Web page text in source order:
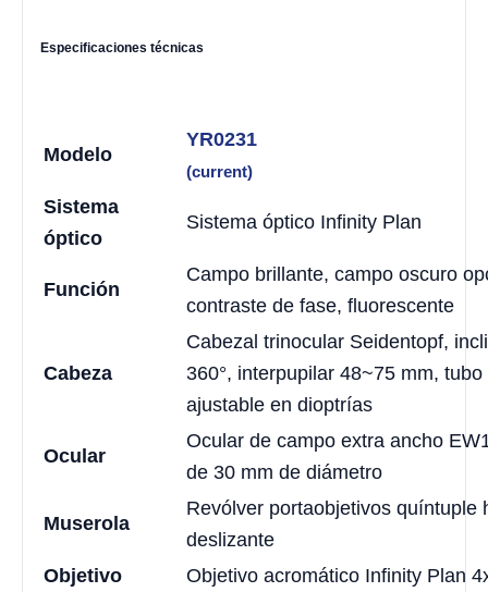
Especificaciones técnicas
Modelo
YR0231
(current)
Sistema
óptico
Sistema óptico Infinity Plan
Función
Campo brillante, campo oscuro
contraste de fase, fluorescente
Cabeza
Cabezal trinocular Seidentopf,
360°, interpupilar 48~75 mm,
ajustable en dioptrías
Ocular
Ocular de campo extra ancho
de 30 mm de diámetro
Muserola
Revólver portaobjetivos quíntuple
deslizante
Objetivo
Objetivo acromático Infinity Plan